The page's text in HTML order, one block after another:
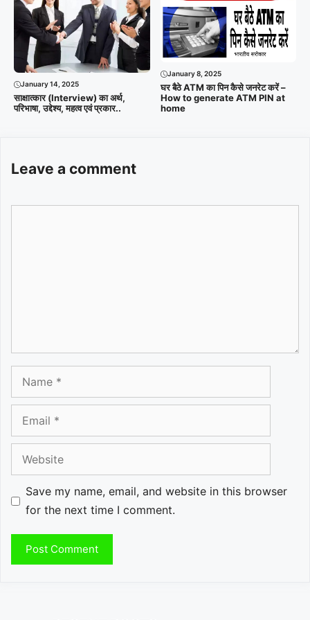
January 14, 2025
साक्षात्कार (Interview) का अर्थ,
परिभाषा, उद्देश्य, महत्व एवं प्रकार..
January 8, 2025
घर बैठे ATM का पिन कैसे जनरेट करें –
How to generate ATM PIN at
home
Leave a comment
Name
Email
Website
Save my name, email, and website in this browser
for the next time I comment.